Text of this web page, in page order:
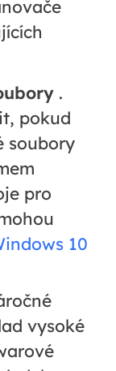
.
pokud
soubory
pro
10
vysoké